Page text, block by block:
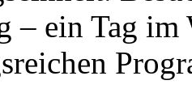
– ein Tag im